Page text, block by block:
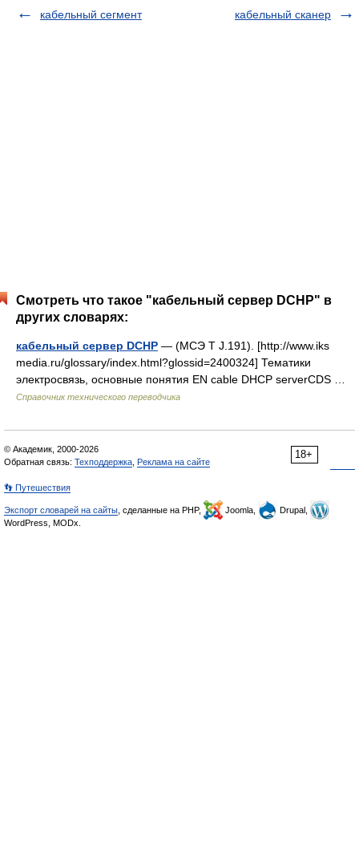
кабельный сегмент
кабельный сканер
Смотреть что такое "кабельный сервер DCHP" в
других словарях:
кабельный сервер DCHP — (МСЭ Т J.191). [http://www.iks
media.ru/glossary/index.html?glossid=2400324] Тематики
электросвязь, основные понятия EN cable DHCP serverCDS …
Справочник технического переводчика
18+
© Академик, 2000-2026
Обратная связь: Техподдержка Реклама на сайте
👣 Путешествия
Экспорт словарей на сайты , сделанные на PHP, Joomla,
Drupal,
WordPress, MODx.